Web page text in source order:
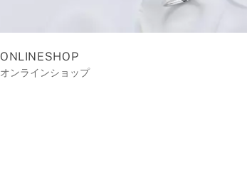
ONLINESHOP
オンラインショップ